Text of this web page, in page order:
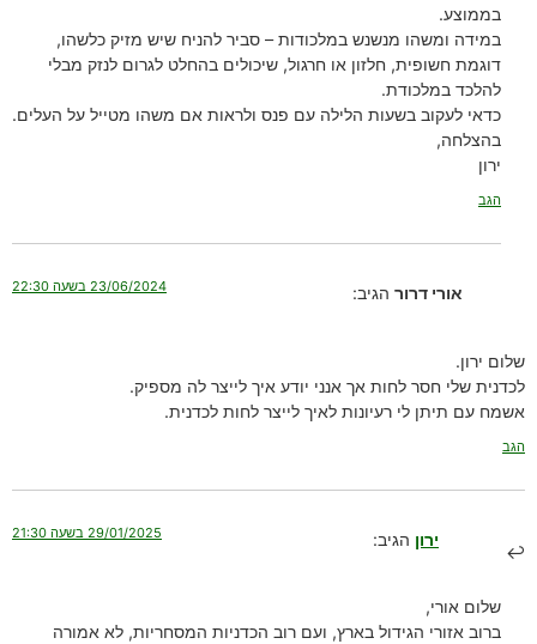
בממוצע.
במידה ומשהו מנשנש במלכודות – סביר להניח שיש מזיק כלשהו,
דוגמת חשופית, חלזון או חרגול, שיכולים בהחלט לגרום לנזק מבלי
להלכד במלכודת.
כדאי לעקוב בשעות הלילה עם פנס ולראות אם משהו מטייל על העלים.
בהצלחה,
ירון
הגב
אורי דרור הגיב: 23/06/2024 בשעה 22:30
שלום ירון.
לכדנית שלי חסר לחות אך אנני יודע איך לייצר לה מספיק.
אשמח עם תיתן לי רעיונות לאיך לייצר לחות לכדנית.
הגב
ירון הגיב: 29/01/2025 בשעה 21:30
שלום אורי,
ברוב אזורי הגידול בארץ, ועם רוב הכדניות המסחריות, לא אמורה